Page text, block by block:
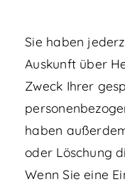
Sie haben
Auskunft über
Zweck Ihrer
haben
oder Löschung
Wenn Sie eine